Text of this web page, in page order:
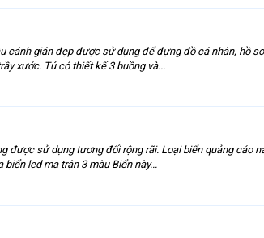
cánh gián đẹp được sử dụng để đựng đồ cá nhân, hồ
xước. Tủ có thiết kế 3 buồng và...
được sử dụng tương đối rộng rãi. Loại biển quảng cáo
led ma trận 3 màu Biển này...